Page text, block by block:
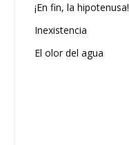
¡En fin, la hipotenusa!
Inexistencia
El olor del agua